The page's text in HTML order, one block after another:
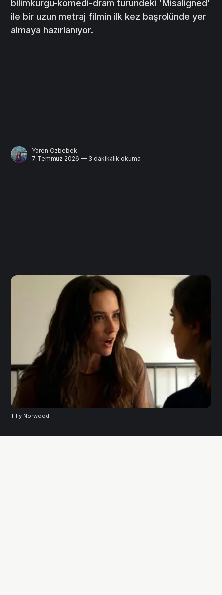
bilimkurgu-komedi-dram türündeki 'Misaligned'
ile bir uzun metraj filmin ilk kez başrolünde yer
almaya hazırlanıyor.
Yaren Özbebek
7 Temmuz 2026 — 3 dakikalık okuma
Tilly Norwood